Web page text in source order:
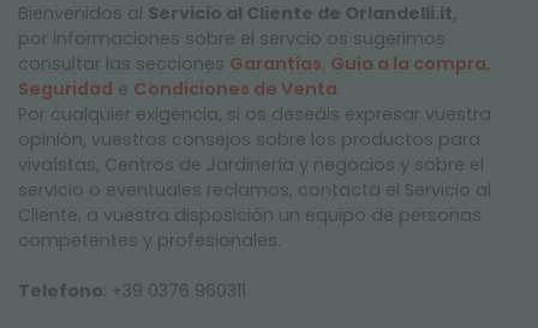
MÁS RESULTADOS PARA USTED:
GARANTÍAS
CONDICIONES DE VENTA
SEGURIDAD
COOKIE POLICY
Bienvenidos al Servicio al Cliente de Orlandelli.it,
por informaciones sobre el servcio os sugerimos
consultar las secciones Garantías, Guía a la compra,
Seguridad e Condiciones de Venta.
Por cualquier exigencia, si os deseáis expresar vuestra
opinión, vuestros consejos sobre los productos para
vivaístas, Centros de Jardinería y negocios y sobre el
servicio o eventuales reclamos, contacta el Servicio al
Cliente, a vuestra disposición un equipo de personas
competentes y profesionales.
Telefono: +39 0376 960311